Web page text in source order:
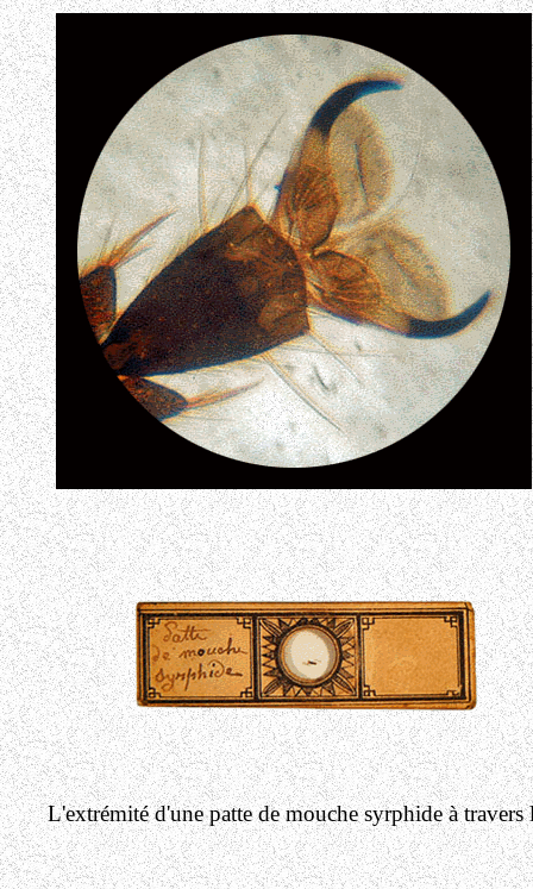
L'extrémité d'une patte de mouche syrphide à